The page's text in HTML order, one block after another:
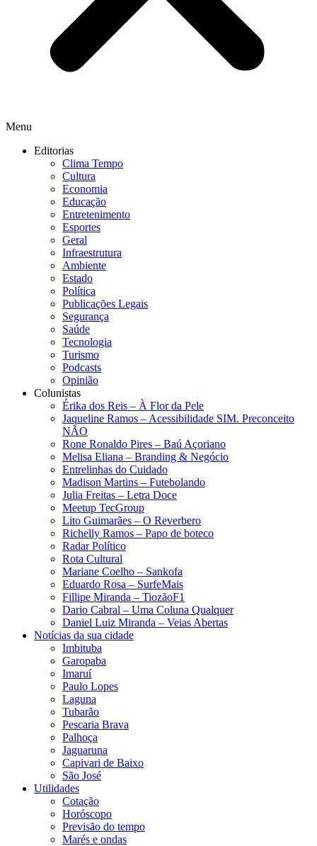
Menu
Editorias
Clima Tempo
Cultura
Economia
Educação
Entretenimento
Esportes
Geral
Infraestrutura
Ambiente
Estado
Política
Publicações Legais
Segurança
Saúde
Tecnologia
Turismo
Podcasts
Opinião
Colunistas
Érika dos Reis​ – À Flor da Pele
Jaqueline Ramos – Acessibilidade SIM. Preconceito
NÃO
Rone Ronaldo Pires – Baú Açoriano
Melisa Eliana – Branding & Negócio
Entrelinhas do Cuidado
Madison Martins – Futebolando
Julia Freitas​ – Letra Doce
Meetup TecGroup
Lito Guimarães – O Reverbero
Richelly Ramos​ – Papo de boteco
Radar Político
Rota Cultural
Mariane Coelho – Sankofa
Eduardo Rosa​ – SurfeMais
Fillipe Miranda – TiozãoF1
Dario Cabral – Uma Coluna Qualquer
Daniel Luiz Miranda – Veias Abertas
Notícias da sua cidade
Imbituba
Garopaba
Imaruí
Paulo Lopes
Laguna
Tubarão
Pescaria Brava
Palhoça
Jaguaruna
Capivari de Baixo
São José
Utilidades
Cotação
Horóscopo
Previsão do tempo
Marés e ondas